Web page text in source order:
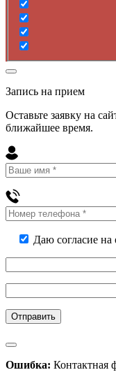
Запись на прием
Оставьте заявку на
ближайшее время.
Даю согласие на
Ошибка: Контактная